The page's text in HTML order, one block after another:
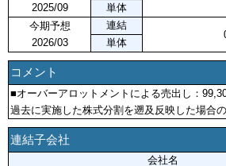
2025/09
単体
今期予想
2026/03
連結
単体
コメント
■オーバーアロットメントによる売出し：
過去に実施した株式分割を遡及反映した場合
連結子会社
会社名